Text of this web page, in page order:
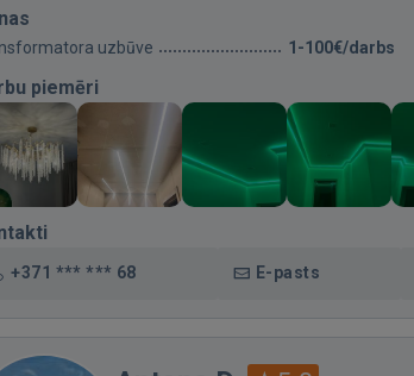
uzbūve 1-100€/darbs
piemēri
+371 *** *** 68 E-pasts